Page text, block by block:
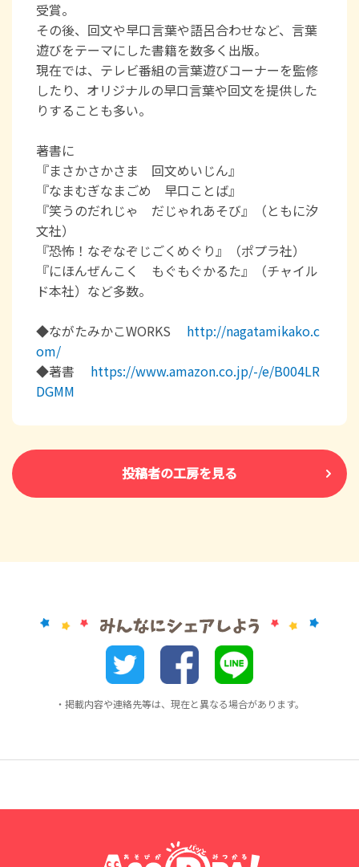
受賞。
その後、回文や早口言葉や語呂合わせなど、言葉
遊びをテーマにした書籍を数多く出版。
現在では、テレビ番組の言葉遊びコーナーを監修
したり、オリジナルの早口言葉や回文を提供した
りすることも多い。
著書に
『まさかさかさま 回文めいじん』
『なまむぎなまごめ 早口ことば』
『笑うのだれじゃ だじゃれあそび』（ともに汐
文社）
『恐怖！なぞなぞじごくめぐり』（ポプラ社）
『にほんぜんこく もぐもぐかるた』（チャイル
ド本社）など多数。
◆ながたみかこWORKS http://nagatamikako.c
om/
◆著書 https://www.amazon.co.jp/-/e/B004LR
DGMM
投稿者の工房を見る
・掲載内容や連絡先等は、現在と異なる場合があります。